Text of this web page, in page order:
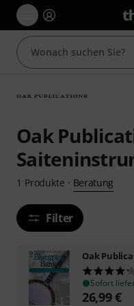
Oak
1 Produkte · Beratung
Filter
Oak
Sofort
26,99€